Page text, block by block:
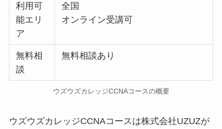
利用可
能エリ
ア
全国
オンライン受講可
無料相
談
無料相談あり
ウズウズカレッジCCNAコースの概要
ウズウズカレッジCCNAコースは株式会社UZUZが